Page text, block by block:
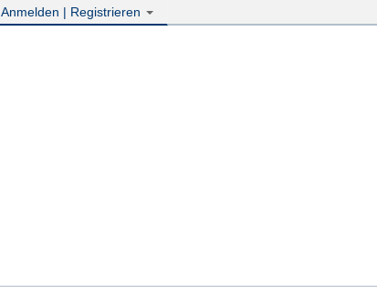
Anmelden | Registrieren